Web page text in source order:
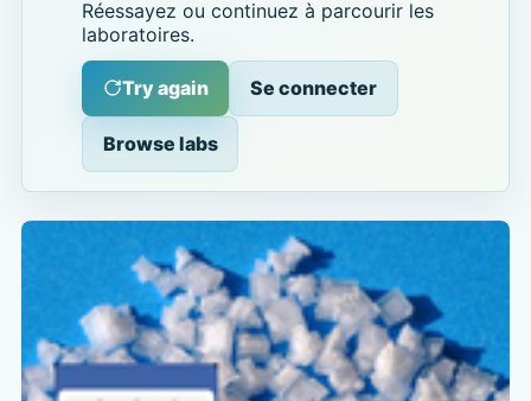
Réessayez ou continuez à parcourir les
laboratoires.
Try again Se connecter
Browse labs